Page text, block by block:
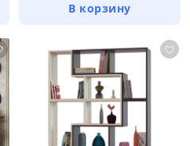
В корзину